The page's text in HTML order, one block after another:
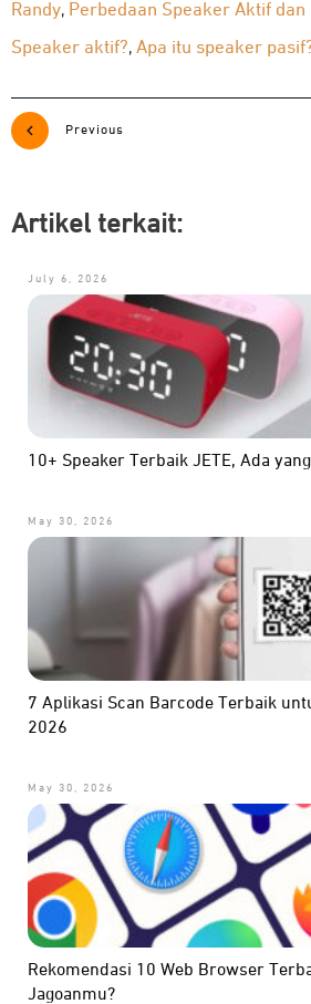
Randy, Perbedaan Speaker Aktif dan
Speaker aktif?, Apa itu speaker
Previous
Artikel terkait:
July 6, 2026
10+ Speaker Terbaik JETE, Ada
May 30, 2026
7 Aplikasi Scan Barcode Terbaik
2026
May 30, 2026
Rekomendasi 10 Web Browser
Jagoanmu?